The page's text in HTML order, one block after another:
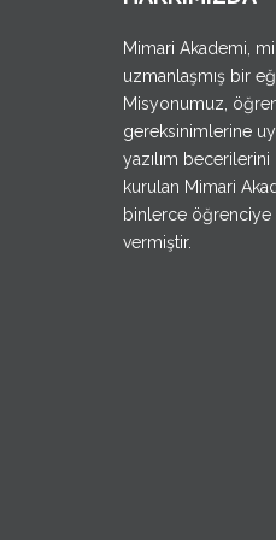
Mimari Akademi,
uzmanlaşmış bir
Misyonumuz,
gereksinimlerine
yazılım becerilerini
kurulan Mimari
binlerce öğrenciye
vermiştir.